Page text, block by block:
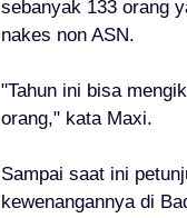
sebanyak 133 orang
nakes non ASN.
"Tahun ini bisa
orang," kata Maxi.
Sampai saat ini
kewenangannya di